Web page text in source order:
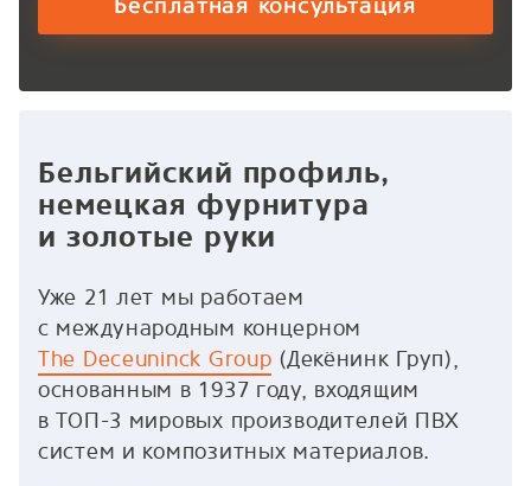
Бесплатная консультация
Бельгийский профиль,
немецкая фурнитура
и золотые руки
Уже 21 лет мы работаем
с международным концерном
The Deceuninck Group (Декёнинк Груп),
основанным в 1937 году, входящим
в ТОП-3 мировых производителей ПВХ
систем и композитных материалов.